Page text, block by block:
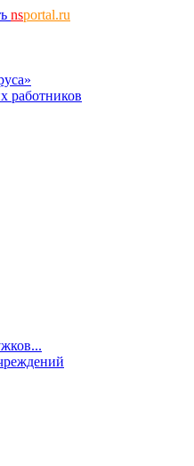
nsportal.ru
работников